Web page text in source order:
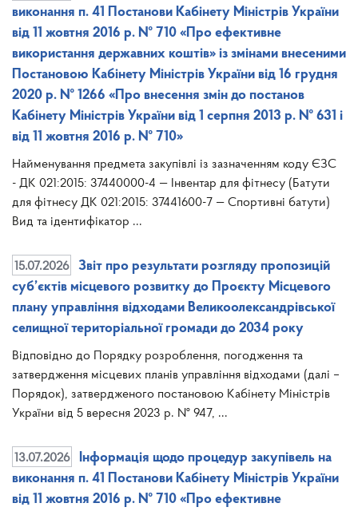
виконання п. 41 Постанови Кабінету Міністрів України
від 11 жовтня 2016 р. № 710 «Про ефективне
використання державних коштів» із змінами внесеними
Постановою Кабінету Міністрів України від 16 грудня
2020 р. № 1266 «Про внесення змін до постанов
Кабінету Міністрів України від 1 серпня 2013 р. № 631 і
від 11 жовтня 2016 р. № 710»
Найменування предмета закупівлі із зазначенням коду ЄЗС
- ДК 021:2015: 37440000-4 — Інвентар для фітнесу (Батути
для фітнесу ДК 021:2015: 37441600-7 — Спортивні батути)
Вид та ідентифікатор ...
15.07.2026
Звіт про результати розгляду пропозицій
суб’єктів місцевого розвитку до Проєкту Місцевого
плану управління відходами Великоолександрівської
селищної територіальної громади до 2034 року
Відповідно до Порядку розроблення, погодження та
затвердження місцевих планів управління відходами (далі –
Порядок), затвердженого постановою Кабінету Міністрів
України від 5 вересня 2023 р. № 947, ...
13.07.2026
Інформація щодо процедур закупівель на
виконання п. 41 Постанови Кабінету Міністрів України
від 11 жовтня 2016 р. № 710 «Про ефективне